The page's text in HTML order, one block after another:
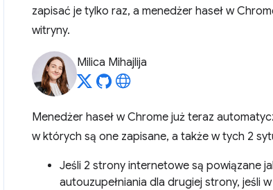
zapisać je tylko raz, a menedżer haseł w
witryny.
Milica Mihajlija
Menedżer haseł w Chrome już teraz
w których są one zapisane, a także w tych 2
Jeśli 2 strony internetowe są powiązane
autouzupełniania dla drugiej strony, jeśli